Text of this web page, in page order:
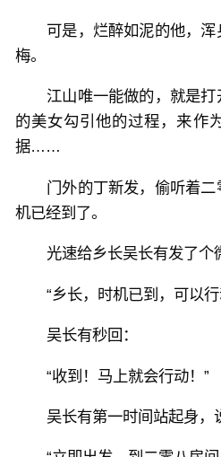
可是，烂醉如泥的他，
梅。
江山唯一能做的，就是
的美女勾引他的过程，来作
据……
门外的丁新发，偷听着
机已经到了。
光速给乡长吴长有发了个
“乡长，时机已到，可以行
吴长有秒回：
“收到！马上就会行动！”
吴长有第一时间站起身，